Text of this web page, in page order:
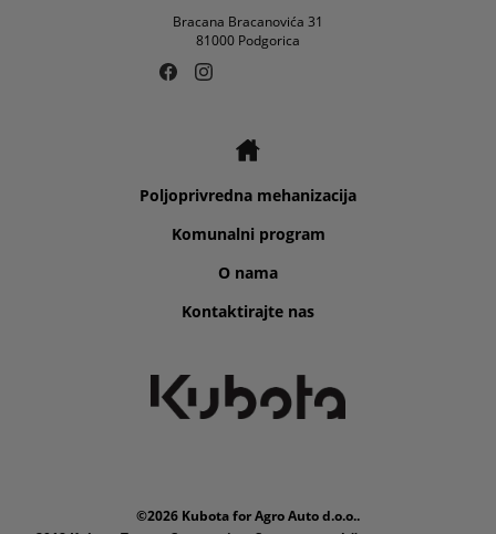
Bracana Bracanovića 31
81000 Podgorica
Poljoprivredna mehanizacija
Komunalni program
O nama
Kontaktirajte nas
©2026 Kubota for Agro Auto d.o.o..